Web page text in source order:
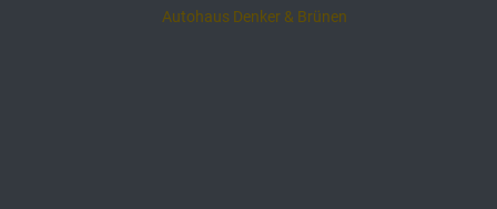
Autohaus Denker & Brünen